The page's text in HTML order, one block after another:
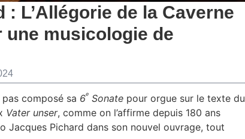
L’Allégorie de la Caverne
une musicologie de
pas composé sa 6e Sonate pour orgue sur le texte du
Vater unser, comme on l’affirme depuis 180 ans
Jacques Pichard dans son nouvel ouvrage, tout